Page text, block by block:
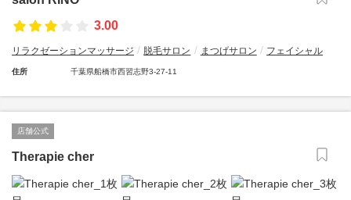
3.00
リラクゼーションマッサージ 脱毛サロン まつげサロン フェイシャル
住所 千葉県船橋市西習志野3-27-11
店舗公式
Therapie cher